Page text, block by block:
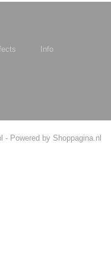
Info
- Powered by Shoppagina.nl